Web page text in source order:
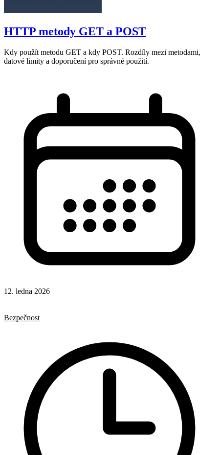
HTTP metody GET a POST
Kdy použít metodu GET a kdy POST. Rozdíly mezi metodami,
datové limity a doporučení pro správné použití.
12. ledna 2026
Bezpečnost